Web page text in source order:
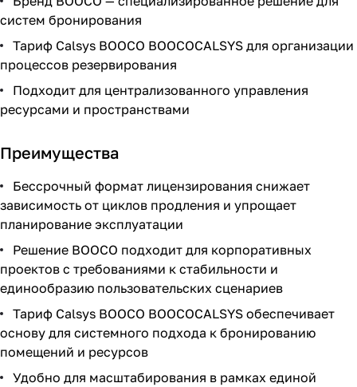
систем бронирования
Тариф Calsys BOOCO BOOCOCALSYS для организации
процессов резервирования
Подходит для централизованного управления
ресурсами и пространствами
Преимущества
Бессрочный формат лицензирования снижает
зависимость от циклов продления и упрощает
планирование эксплуатации
Решение BOOCO подходит для корпоративных
проектов с требованиями к стабильности и
единообразию пользовательских сценариев
Тариф Calsys BOOCO BOOCOCALSYS обеспечивает
основу для системного подхода к бронированию
помещений и ресурсов
Удобно для масштабирования в рамках единой